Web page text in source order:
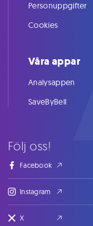
Följ oss!
Facebook
Instagram
X
Personuppgifter
Cookies
Våra appar
Analysappen
SaveByBell